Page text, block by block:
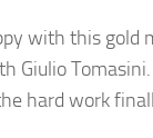
with this gold
Giulio
hard work